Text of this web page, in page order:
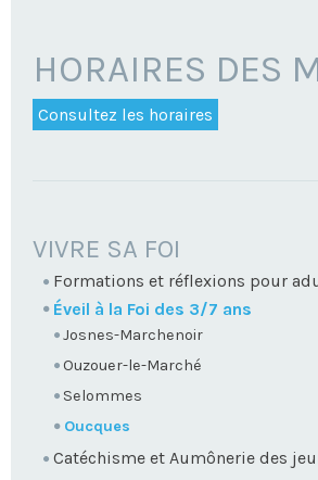
HORAIRES DES
Consultez les horaires
NAVIGATION
VIVRE SA FOI
Formations et réflexions pour
Éveil à la Foi des 3/7 ans
Josnes-Marchenoir
Ouzouer-le-Marché
Selommes
Oucques
Catéchisme et Aumônerie des